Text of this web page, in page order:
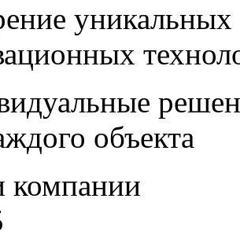
уникальных
объекта
компании